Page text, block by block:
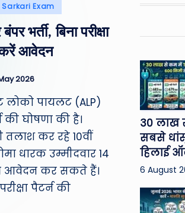
Sarkari Exam
भर्ती, बिना परीक्षा
करें आवेदन
2026
लोको पायलट (ALP)
की घोषणा की है।
तलाश कर रहे 10वीं
धारक उम्मीदवार 14
आवेदन कर सकते हैं।
पैटर्न की
30 लाख
सबसे धांसू
हिलाई
6 August